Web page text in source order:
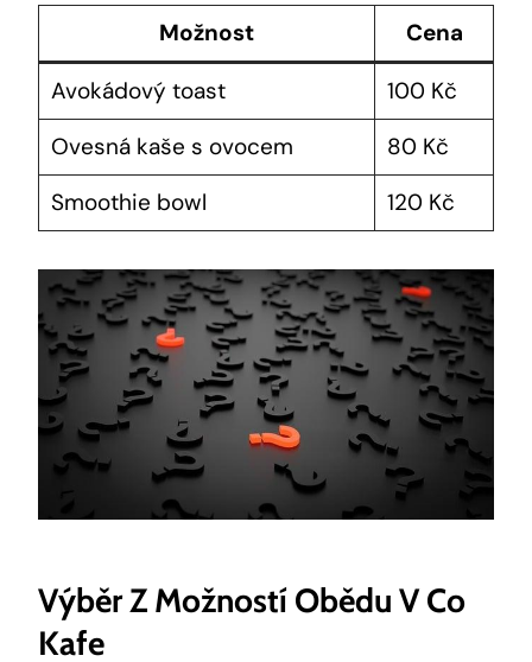
Možnost
Cena
Avokádový toast
100 Kč
Ovesná kaše s ovocem
80 Kč
Smoothie bowl
120 Kč
Výběr Z Možností Obědu V Co
Kafe